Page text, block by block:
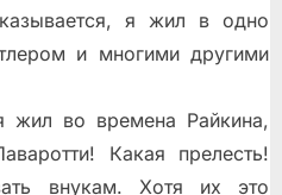
я жил в одно
и многими другими
во времена Райкина,
Какая прелесть!
внукам. Хотя их это